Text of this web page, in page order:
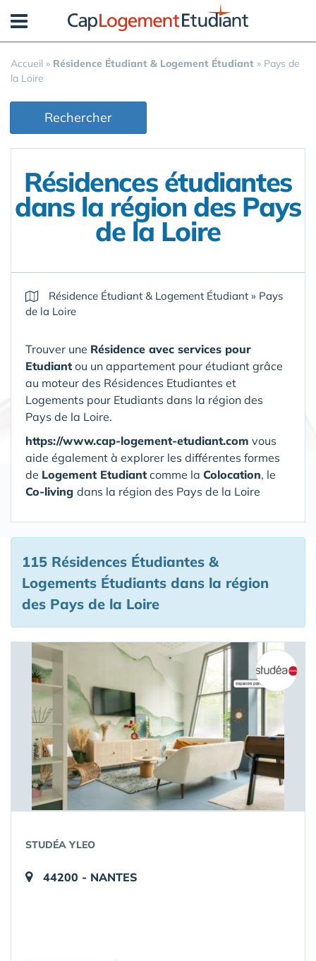
Accueil » Résidence Étudiant & Logement Étudiant » Pays de
la Loire
Rechercher
Résidences étudiantes
dans la région des Pays
de la Loire
Résidence Étudiant & Logement Étudiant » Pays
de la Loire
Trouver une Résidence avec services pour
Etudiant ou un appartement pour étudiant grâce
au moteur des Résidences Etudiantes et
Logements pour Etudiants dans la région des
Pays de la Loire.
https://www.cap-logement-etudiant.com vous
aide également à explorer les différentes formes
de Logement Etudiant comme la Colocation, le
Co-living dans la région des Pays de la Loire
115 Résidences Étudiantes &
Logements Étudiants dans la région
des Pays de la Loire
STUDÉA YLEO
44200 - NANTES